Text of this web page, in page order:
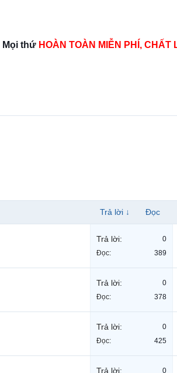
Mọi thứ HOÀN TOÀN MIỄN PHÍ, CHẤT
Trả lời ↓ Đọc
Trả lời:
0
Đọc:
389
Trả lời:
0
Đọc:
378
Trả lời:
0
Đọc:
425
Trả lời:
0